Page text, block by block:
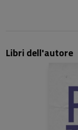
Libri dell'autore